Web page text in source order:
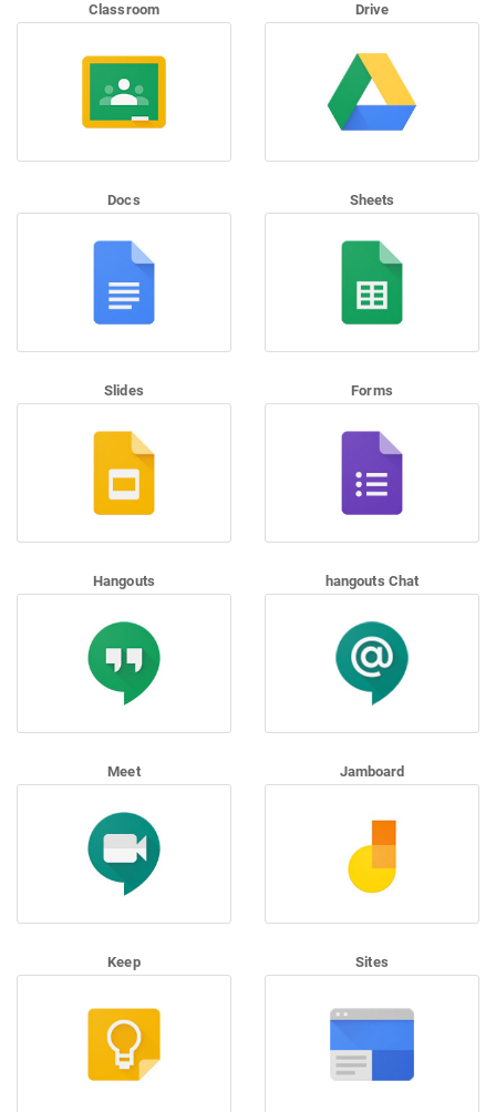
Classroom Drive
Docs Sheets
Slides Forms
Hangouts hangouts Chat
Meet Jamboard
Keep Sites